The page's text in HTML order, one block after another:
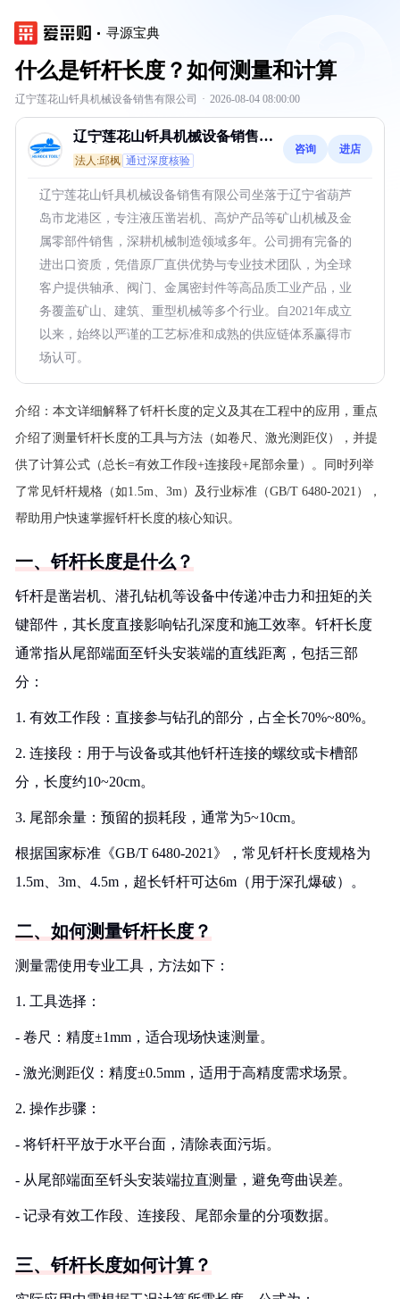
寻源宝典
什么是钎杆长度？如何测量和计算
辽宁莲花山钎具机械设备销售有限公司 · 2026-08-04 08:00:00
辽宁莲花山钎具机械设备销售有
限公司
法人:邱枫 通过深度核验
咨询 进店
辽宁莲花山钎具机械设备销售有限公司坐落于辽宁省葫芦
岛市龙港区，专注液压凿岩机、高炉产品等矿山机械及金
属零部件销售，深耕机械制造领域多年。公司拥有完备的
进出口资质，凭借原厂直供优势与专业技术团队，为全球
客户提供轴承、阀门、金属密封件等高品质工业产品，业
务覆盖矿山、建筑、重型机械等多个行业。自2021年成立
以来，始终以严谨的工艺标准和成熟的供应链体系赢得市
场认可。
介绍： 本文详细解释了钎杆长度的定义及其在工程中的应用，重点
介绍了测量钎杆长度的工具与方法（如卷尺、激光测距仪），并提
供了计算公式（总长=有效工作段+连接段+尾部余量）。同时列举
了常见钎杆规格（如1.5m、3m）及行业标准（GB/T 6480-2021），
帮助用户快速掌握钎杆长度的核心知识。
一、钎杆长度是什么？
钎杆是凿岩机、潜孔钻机等设备中传递冲击力和扭矩的关
键部件，其长度直接影响钻孔深度和施工效率。钎杆长度
通常指从尾部端面至钎头安装端的直线距离，包括三部
分：
1. 有效工作段：直接参与钻孔的部分，占全长70%~80%。
2. 连接段：用于与设备或其他钎杆连接的螺纹或卡槽部
分，长度约10~20cm。
3. 尾部余量：预留的损耗段，通常为5~10cm。
根据国家标准《GB/T 6480-2021》，常见钎杆长度规格为
1.5m、3m、4.5m，超长钎杆可达6m（用于深孔爆破）。
二、如何测量钎杆长度？
测量需使用专业工具，方法如下：
1. 工具选择：
- 卷尺：精度±1mm，适合现场快速测量。
- 激光测距仪：精度±0.5mm，适用于高精度需求场景。
2. 操作步骤：
- 将钎杆平放于水平台面，清除表面污垢。
- 从尾部端面至钎头安装端拉直测量，避免弯曲误差。
- 记录有效工作段、连接段、尾部余量的分项数据。
三、钎杆长度如何计算？